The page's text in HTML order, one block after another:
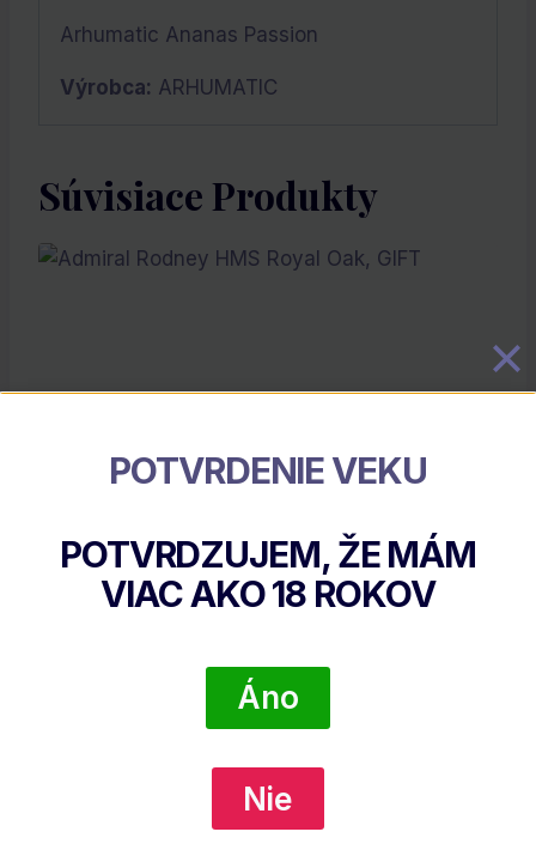
Arhumatic Ananas Passion
Výrobca: ARHUMATIC
Súvisiace Produkty
Admiral Rodney HMS Royal Oak, GIFT
59.90
POTVRDENIE VEKU
POTVRDZUJEM, ŽE MÁM
VIAC AKO18 ROKOV
Áno
Nie